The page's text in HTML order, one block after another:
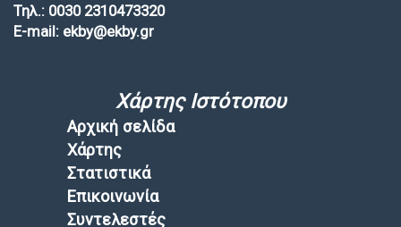
Τηλ.: 0030 2310473320
E-mail: ekby@ekby.gr
Χάρτης Ιστότοπου
Αρχική σελίδα
Χάρτης
Στατιστικά
Επικοινωνία
Συντελεστές